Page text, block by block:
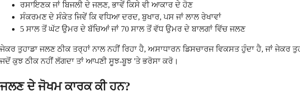
ਰਸਾਇਣਕ ਜਾਂ ਬਿਜਲੀ ਦੇ ਜਲਣ, ਭਾਵੇਂ ਕਿਸੇ ਵੀ ਆਕਾਰ ਦੇ ਹੋਣ
ਸੰਕਰਮਣ ਦੇ ਸੰਕੇਤ ਜਿਵੇਂ ਕਿ ਵਧਿਆ ਦਰਦ, ਬੁਖਾਰ, ਪਸ ਜਾਂ ਲਾਲ ਰੇਖਾਵਾਂ
5 ਸਾਲ ਤੋਂ ਘੱਟ ਉਮਰ ਦੇ ਬੱਚਿਆਂ ਜਾਂ 70 ਸਾਲ ਤੋਂ ਵੱਧ ਉਮਰ ਦੇ ਬਾਲਗਾਂ ਵਿੱਚ ਜਲਣ
ਜੇਕਰ ਤੁਹਾਡਾ ਜਲਣ ਠੀਕ ਤਰ੍ਹਾਂ ਨਾਲ ਨਹੀਂ ਰਿਹਾ ਹੈ, ਅਸਾਧਾਰਨ ਡਿਸਚਾਰਜ ਵਿਕਸਤ ਹੁੰਦਾ ਹੈ, ਜਾਂ ਜੇਕਰ
ਜਦੋਂ ਕੁਝ ਠੀਕ ਨਹੀਂ ਲੱਗਦਾ ਤਾਂ ਆਪਣੀ ਸੂਝ-ਬੂਝ 'ਤੇ ਭਰੋਸਾ ਕਰੋ।
ਜਲਣ ਦੇ ਜੋਖਮ ਕਾਰਕ ਕੀ ਹਨ?